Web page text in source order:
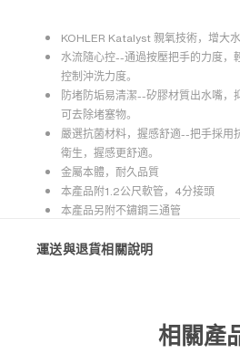
KOHLER Katalyst 親氧技術，增大
水流隨心控--通過按壓把手的力度，
控制沖洗力度。
防堵防垢易清潔--矽膠材質出水嘴，
可去除堵塞物。
嚴選抗菌材料，握感舒適--把手採用
衛生，握感更舒適。
金屬本體，耐久品質
本產品附1.2公尺軟管，4分接頭
本產品另附不鏽鋼三通管
運送與退貨相關說明
相關產